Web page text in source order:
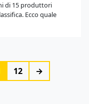
di 15 produttori
Ecco quale
12 →